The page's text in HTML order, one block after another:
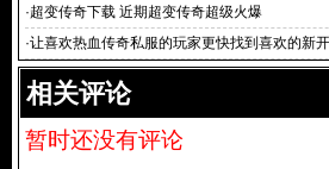
作战
·超变传奇下载 近期超变传奇超级火爆
·让喜欢热血传奇私服的玩家更快找到喜欢的新
相关评论
暂时还没有评论